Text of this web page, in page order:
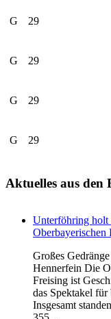
G 29
G 29
G 29
G 29
Aktuelles aus den
Unterföhring holt
Oberbayerischen
Großes
Hennerfein Die
Freising ist
das Spektakel für
Insgesamt